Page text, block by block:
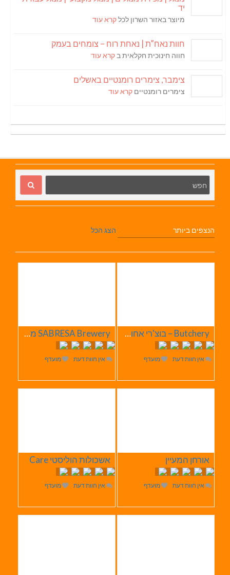
יד
מיוצר באזור השרון לכלקרא עוד
חוות נאח”ת | נאחת רוח – צומחים בעמק
חווה חינוכית חקלאית ב קרא עוד
צימבר, צימרים רומנטיים באשלים
צימרים רומנטיים קרא עוד
הנצפים ביותר הצג הכל
Butchery – בוצ'רי אחוזת הבשר
אין חוות דעת מועדף
SABRESA Brewery מבשלת שיכר | מבשלת בירה
אין חוות דעת מועדף
אורחן המעיין
אין חוות דעת מועדף
אשכולות הוליסטי Care
אין חוות דעת מועדף